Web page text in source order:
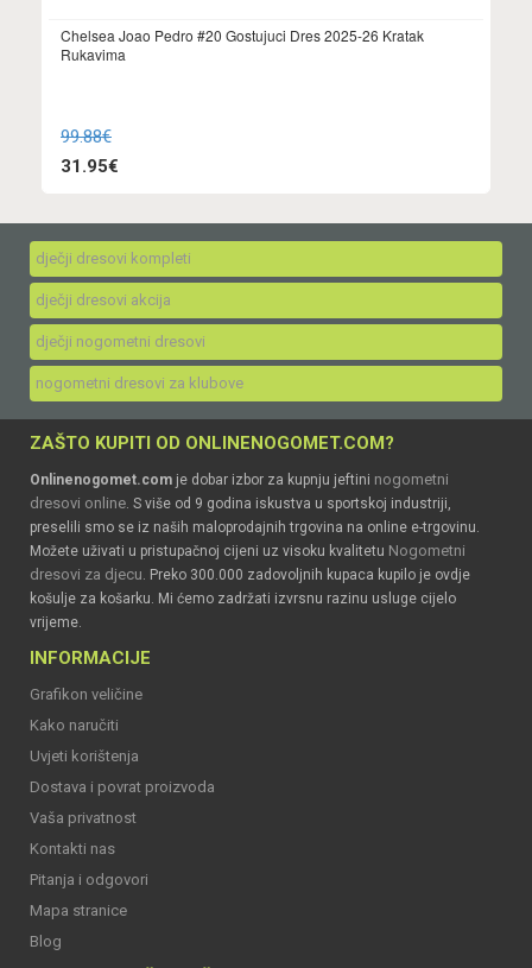
Chelsea Joao Pedro #20 Gostujuci Dres 2025-26 Kratak
Rukavima
99.88€
31.95€
dječji dresovi kompleti
dječji dresovi akcija
dječji nogometni dresovi
nogometni dresovi za klubove
ZAŠTO KUPITI OD ONLINENOGOMET.COM?
Onlinenogomet.com je dobar izbor za kupnju jeftini nogometni
dresovi online. S više od 9 godina iskustva u sportskoj industriji,
preselili smo se iz naših maloprodajnih trgovina na online e-trgovinu.
Možete uživati u pristupačnoj cijeni uz visoku kvalitetu Nogometni
dresovi za djecu. Preko 300.000 zadovoljnih kupaca kupilo je ovdje
košulje za košarku. Mi ćemo zadržati izvrsnu razinu usluge cijelo
vrijeme.
INFORMACIJE
Grafikon veličine
Kako naručiti
Uvjeti korištenja
Dostava i povrat proizvoda
Vaša privatnost
Kontakti nas
Pitanja i odgovori
Mapa stranice
Blog